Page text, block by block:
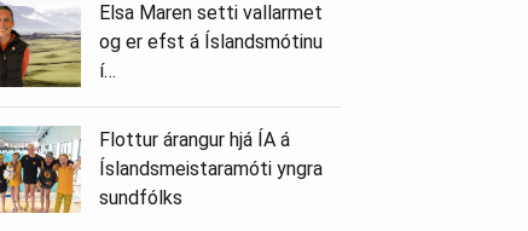
Elsa Maren setti vallarmet
og er efst á Íslandsmótinu
í…
Flottur árangur hjá ÍA á
Íslandsmeistaramóti yngra
sundfólks